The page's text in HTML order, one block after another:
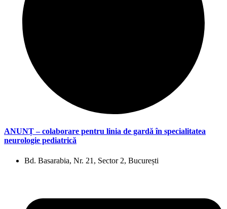
ANUNȚ – colaborare pentru linia de gardă în specialitatea
neurologie pediatrică
Bd. Basarabia, Nr. 21, Sector 2, București